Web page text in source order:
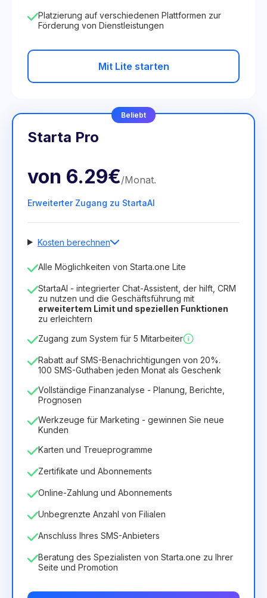
Platzierung auf verschiedenen Plattformen zur
Förderung von Dienstleistungen
Mit Lite starten
Beliebt
Starta Pro
von 6.29€/Monat.
Erweiterter Zugang zu StartaAI
Kosten berechnen
Anzahl der Mitarbeiter
Dauer der Lizenz
12 Months(Rabatt -25%) Vorteilhaft
8.99€ 6.29€ /Monat
Alle Möglichkeiten von Starta.one Lite
StartaAI - integrierter Chat-Assistent, der hilft, CRM
zu nutzen und die Geschäftsführung mit
erweitertem Limit und speziellen Funktionen
zu erleichtern
Zugang zum System für 5 Mitarbeiter
Rabatt auf SMS-Benachrichtigungen von 20%.
100 SMS-Guthaben jeden Monat als Geschenk
Vollständige Finanzanalyse - Planung, Berichte,
Prognosen
Werkzeuge für Marketing - gewinnen Sie neue
Kunden
Karten und Treueprogramme
Zertifikate und Abonnements
Online-Zahlung und Abonnements
Unbegrenzte Anzahl von Filialen
Anschluss Ihres SMS-Anbieters
Beratung des Spezialisten von Starta.one zu Ihrer
Seite und Promotion